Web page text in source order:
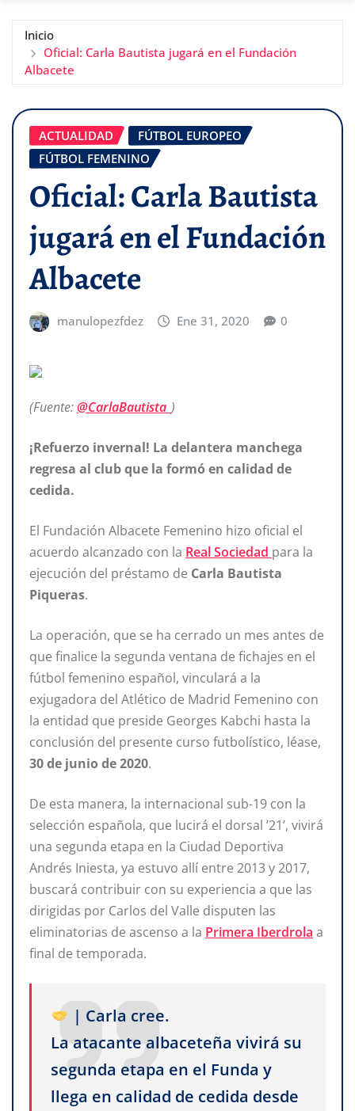
Inicio
Oficial: Carla Bautista jugará en el Fundación
Albacete
ACTUALIDAD
FÚTBOL EUROPEO
FÚTBOL FEMENINO
Oficial: Carla Bautista
jugará en el Fundación
Albacete
manulopezfdez Ene 31, 2020 0
(Fuente:@CarlaBautista_ )
¡Refuerzo invernal! La delantera manchega
regresa al club que la formó en calidad de
cedida.
El Fundación Albacete Femenino hizo oficial el
acuerdo alcanzado con la Real Sociedad para la
ejecución del préstamo de Carla Bautista
Piqueras.
La operación, que se ha cerrado un mes antes de
que finalice la segunda ventana de fichajes en el
fútbol femenino español, vinculará a la
exjugadora del Atlético de Madrid Femenino con
la entidad que preside Georges Kabchi hasta la
conclusión del presente curso futbolístico, léase,
30 de junio de 2020.
De esta manera, la internacional sub-19 con la
selección española, que lucirá el dorsal ’21’, vivirá
una segunda etapa en la Ciudad Deportiva
Andrés Iniesta, ya estuvo allí entre 2013 y 2017,
buscará contribuir con su experiencia a que las
dirigidas por Carlos del Valle disputen las
eliminatorias de ascenso a la Primera Iberdrola a
final de temporada.
| Carla cree.
La atacante albaceteña vivirá su
segunda etapa en el Funda y
llega en calidad de cedida desde